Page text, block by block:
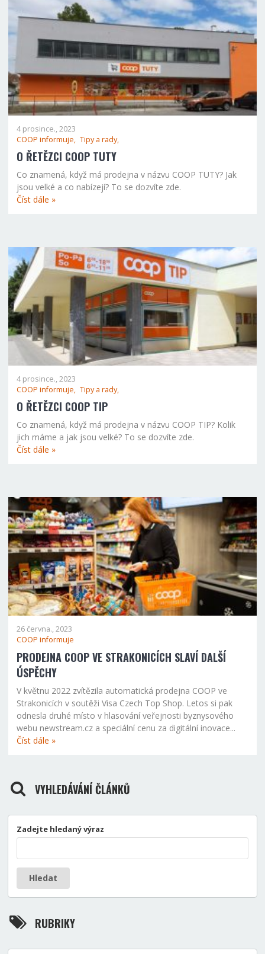
4 prosince., 2023
COOP informuje, Tipy a rady,
O ŘETĚZCI COOP TUTY
Co znamená, když má prodejna v názvu COOP TUTY? Jak
jsou velké a co nabízejí? To se dozvíte zde.
Číst dále »
4 prosince., 2023
COOP informuje, Tipy a rady,
O ŘETĚZCI COOP TIP
Co znamená, když má prodejna v názvu COOP TIP? Kolik
jich máme a jak jsou velké? To se dozvíte zde.
Číst dále »
26 června., 2023
COOP informuje
PRODEJNA COOP VE STRAKONICÍCH SLAVÍ DALŠÍ
ÚSPĚCHY
V květnu 2022 zvítězila automatická prodejna COOP ve
Strakonicích v soutěži Visa Czech Top Shop. Letos si pak
odnesla druhé místo v hlasování veřejnosti byznysového
webu newstream.cz a speciální cenu za digitální inovace...
Číst dále »
VYHLEDÁVÁNÍ ČLÁNKŮ
Zadejte hledaný výraz
Hledat
RUBRIKY